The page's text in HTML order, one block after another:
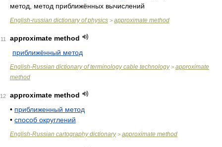
метод, метод приближённых вычислений
English-russian dictionary of physics > approximate method
11
approximate method
приближённый метод
English-Russian dictionary of terminology cable technology> approximate
method
12
approximate method
• приближенный метод
• способ округлений
English-Russian cartography dictionary> approximate method